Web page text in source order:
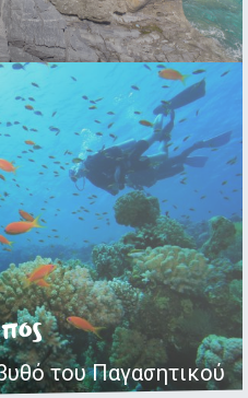
του Παγασητικού